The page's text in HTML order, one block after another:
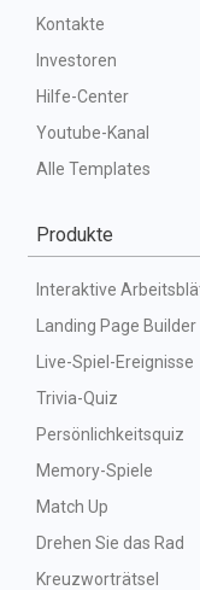
Kontakte
Investoren
Hilfe-Center
Youtube-Kanal
Alle Templates
Produkte
Interaktive
Landing Page Builder
Live-Spiel-Ereignisse
Trivia-Quiz
Persönlichkeitsquiz
Memory-Spiele
Match Up
Drehen Sie das Rad
Kreuzworträtsel